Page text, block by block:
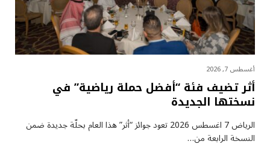
أغسطس 7, 2026
أثر تضيف فئة “أفضل حملة رياضية” في
نسختها الجديدة
الرياض 7 اغسطس 2026 تعود جوائز “أثر” هذا العام بحلّة جديدة ضمن
النسخة الرابعة من…